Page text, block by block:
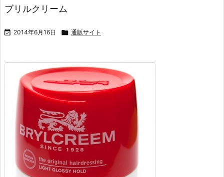
ブリルクリーム
 2014年6月16日  通販サイト